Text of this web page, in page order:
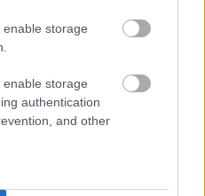
storage
storage
authentication
and other